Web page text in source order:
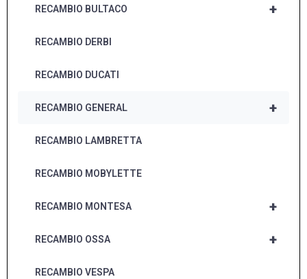
+
RECAMBIO BULTACO
RECAMBIO DERBI
RECAMBIO DUCATI
+
RECAMBIO GENERAL
RECAMBIO LAMBRETTA
RECAMBIO MOBYLETTE
+
RECAMBIO MONTESA
+
RECAMBIO OSSA
RECAMBIO VESPA